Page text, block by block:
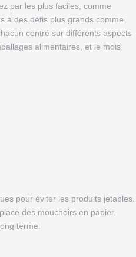
par les plus faciles, comme
à des défis plus grands comme
centré sur différents aspects
alimentaires, et le mois
pour éviter les produits jetables.
des mouchoirs en papier.
terme.